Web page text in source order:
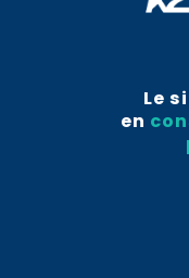
Le
en